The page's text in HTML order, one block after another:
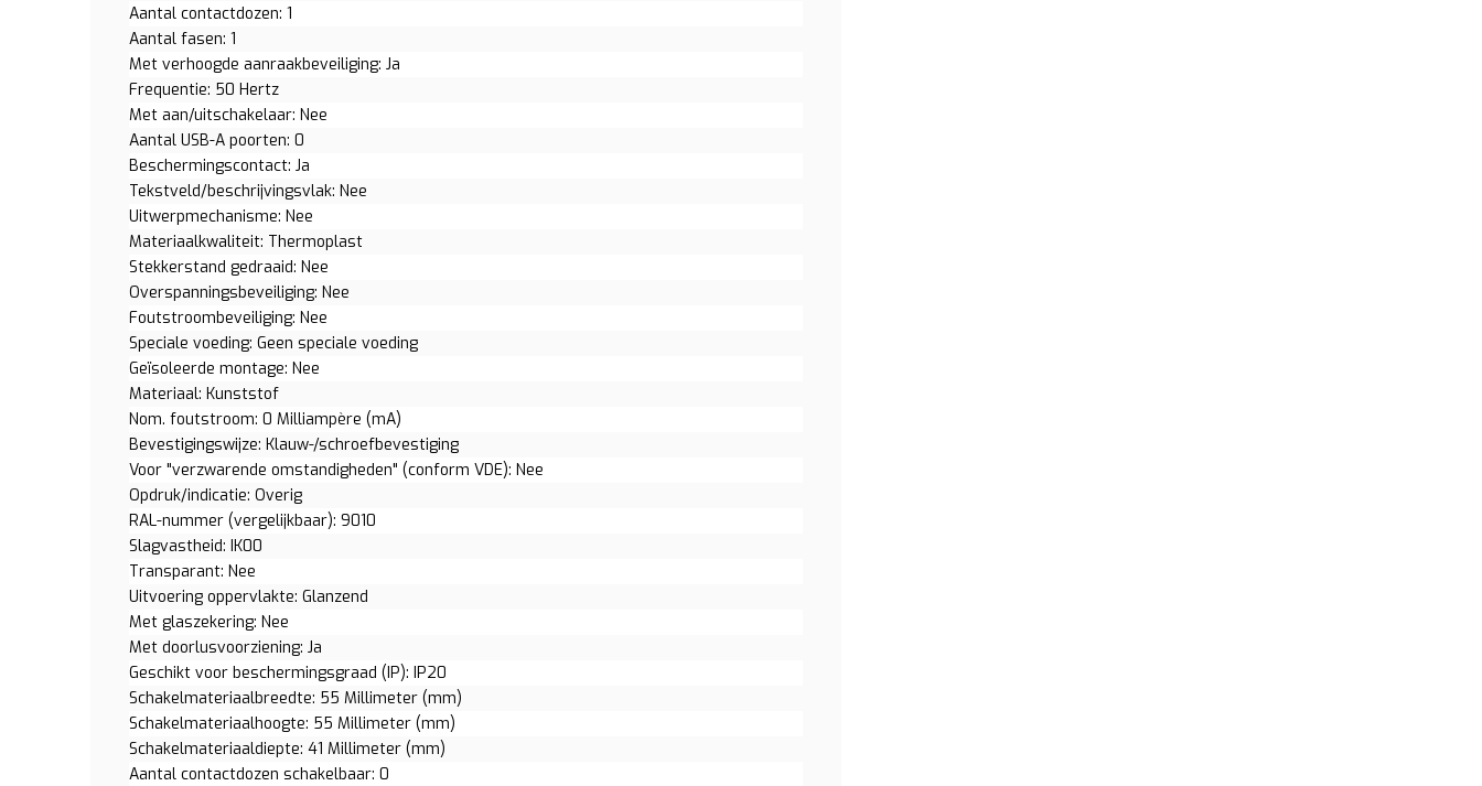
Aantal contactdozen: 1
Aantal fasen: 1
Met verhoogde aanraakbeveiliging: Ja
Frequentie: 50 Hertz
Met aan/uitschakelaar: Nee
Aantal USB-A poorten: 0
Beschermingscontact: Ja
Tekstveld/beschrijvingsvlak: Nee
Uitwerpmechanisme: Nee
Materiaalkwaliteit: Thermoplast
Stekkerstand gedraaid: Nee
Overspanningsbeveiliging: Nee
Foutstroombeveiliging: Nee
Speciale voeding: Geen speciale voeding
Geïsoleerde montage: Nee
Materiaal: Kunststof
Nom. foutstroom: 0 Milliampère (mA)
Bevestigingswijze: Klauw-/schroefbevestiging
Voor "verzwarende omstandigheden" (conform VDE): Nee
Opdruk/indicatie: Overig
RAL-nummer (vergelijkbaar): 9010
Slagvastheid: IK00
Transparant: Nee
Uitvoering oppervlakte: Glanzend
Met glaszekering: Nee
Met doorlusvoorziening: Ja
Geschikt voor beschermingsgraad (IP): IP20
Schakelmateriaalbreedte: 55 Millimeter (mm)
Schakelmateriaalhoogte: 55 Millimeter (mm)
Schakelmateriaaldiepte: 41 Millimeter (mm)
Aantal contactdozen schakelbaar: 0